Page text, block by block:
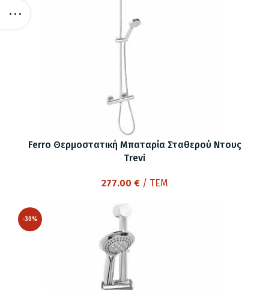
Ferro Θερμοστατική Μπαταρία Σταθερού Ντους
Trevi
277.00 €/ ΤΕΜ
-30%